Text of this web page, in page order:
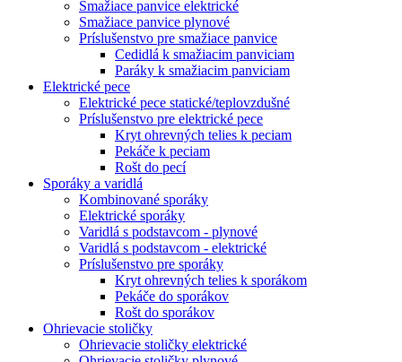
Smažiace panvice elektrické
Smažiace panvice plynové
Príslušenstvo pre smažiace panvice
Cedidlá k smažiacim panviciam
Paráky k smažiacim panviciam
Elektrické pece
Elektrické pece statické/teplovzdušné
Príslušenstvo pre elektrické pece
Kryt ohrevných telies k peciam
Pekáče k peciam
Rošt do pecí
Sporáky a varidlá
Kombinované sporáky
Elektrické sporáky
Varidlá s podstavcom - plynové
Varidlá s podstavcom - elektrické
Príslušenstvo pre sporáky
Kryt ohrevných telies k sporákom
Pekáče do sporákov
Rošt do sporákov
Ohrievacie stoličky
Ohrievacie stoličky elektrické